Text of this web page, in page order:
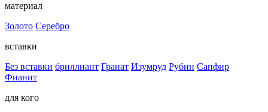
материал
Золото Серебро
вставки
Без вставки бриллиант Гранат Изумруд Рубин Сапфир
Фианит
для кого